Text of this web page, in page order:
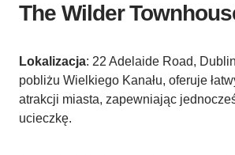
The Wilder
Lokalizacja: 22 Adelaide Road,
pobliżu Wielkiego Kanału, oferuje
atrakcji miasta, zapewniając
ucieczkę.